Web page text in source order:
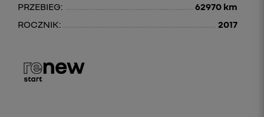
PRZEBIEG:
62970 km
ROCZNIK:
2017